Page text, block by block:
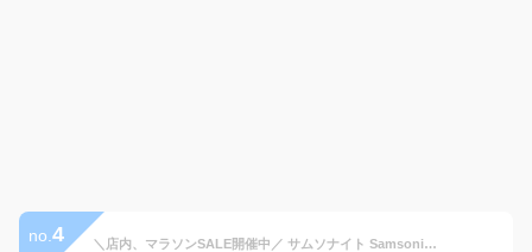
no. 4 ＼店内、マラソンSALE開催中／ サムソナイト Samsonite バックパック リュック メンズ XENON 3 89430-1041 ブラック Slim Backpack Black リュックサック ビジネスバッグ ビジネスリュック ファッション バレンタイン